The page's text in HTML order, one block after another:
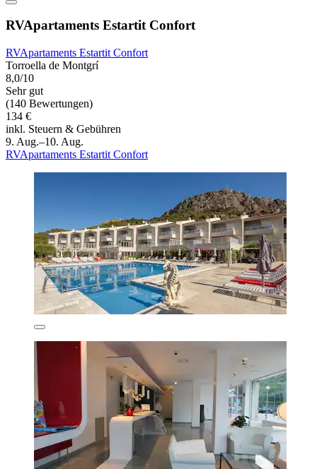
RVApartaments Estartit Confort
RVApartaments Estartit Confort
Torroella de Montgrí
8,0/10
Sehr gut
(140 Bewertungen)
134 €
inkl. Steuern & Gebühren
9. Aug.–10. Aug.
RVApartaments Estartit Confort